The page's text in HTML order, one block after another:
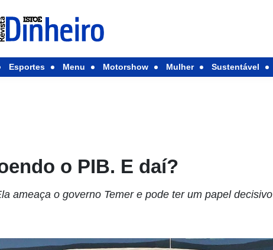
Esportes Menu Motorshow Mulher Sustentável
o PIB. E daí?
ameaça o governo Temer e pode ter um papel decisivo